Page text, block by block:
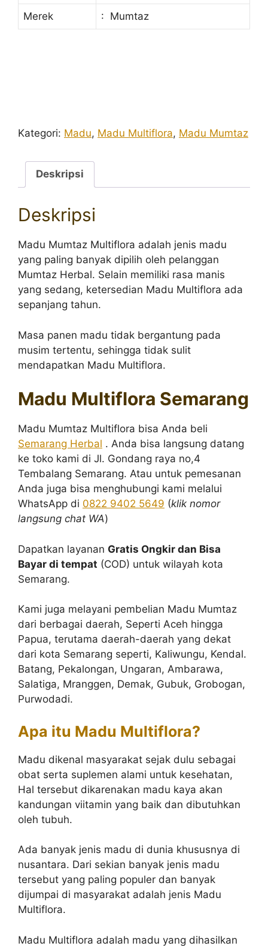
Merek : Mumtaz
Kategori: Madu, Madu Multiflora, Madu Mumtaz
Deskripsi
Deskripsi
Madu Mumtaz Multiflora adalah jenis madu
yang paling banyak dipilih oleh pelanggan
Mumtaz Herbal. Selain memiliki rasa manis
yang sedang, ketersedian Madu Multiflora ada
sepanjang tahun.
Masa panen madu tidak bergantung pada
musim tertentu, sehingga tidak sulit
mendapatkan Madu Multiflora.
Madu Multiflora Semarang
Madu Mumtaz Multiflora bisa Anda beli
Semarang Herbal . Anda bisa langsung datang
ke toko kami di Jl. Gondang raya no,4
Tembalang Semarang. Atau untuk pemesanan
Anda juga bisa menghubungi kami melalui
WhatsApp di 0822 9402 5649 (klik nomor
langsung chat WA)
Dapatkan layanan Gratis Ongkir dan Bisa
Bayar di tempat (COD) untuk wilayah kota
Semarang.
Kami juga melayani pembelian Madu Mumtaz
dari berbagai daerah, Seperti Aceh hingga
Papua, terutama daerah-daerah yang dekat
dari kota Semarang seperti, Kaliwungu, Kendal.
Batang, Pekalongan, Ungaran, Ambarawa,
Salatiga, Mranggen, Demak, Gubuk, Grobogan,
Purwodadi.
Apa itu Madu Multiflora?
Madu dikenal masyarakat sejak dulu sebagai
obat serta suplemen alami untuk kesehatan,
Hal tersebut dikarenakan madu kaya akan
kandungan viitamin yang baik dan dibutuhkan
oleh tubuh.
Ada banyak jenis madu di dunia khususnya di
nusantara. Dari sekian banyak jenis madu
tersebut yang paling populer dan banyak
dijumpai di masyarakat adalah jenis Madu
Multiflora.
Madu Multiflora adalah madu yang dihasilkan